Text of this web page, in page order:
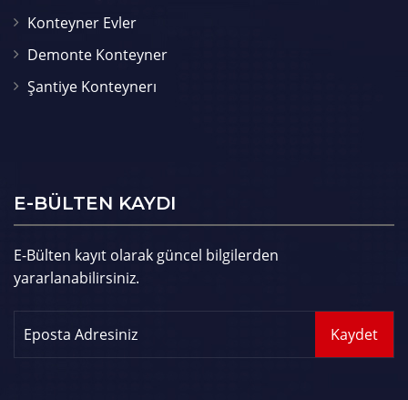
Konteyner Evler
Demonte Konteyner
Şantiye Konteynerı
E-BÜLTEN KAYDI
E-Bülten kayıt olarak güncel bilgilerden
yararlanabilirsiniz.